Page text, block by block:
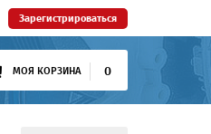
Зарегистрироваться
МОЯ КОРЗИНА 0